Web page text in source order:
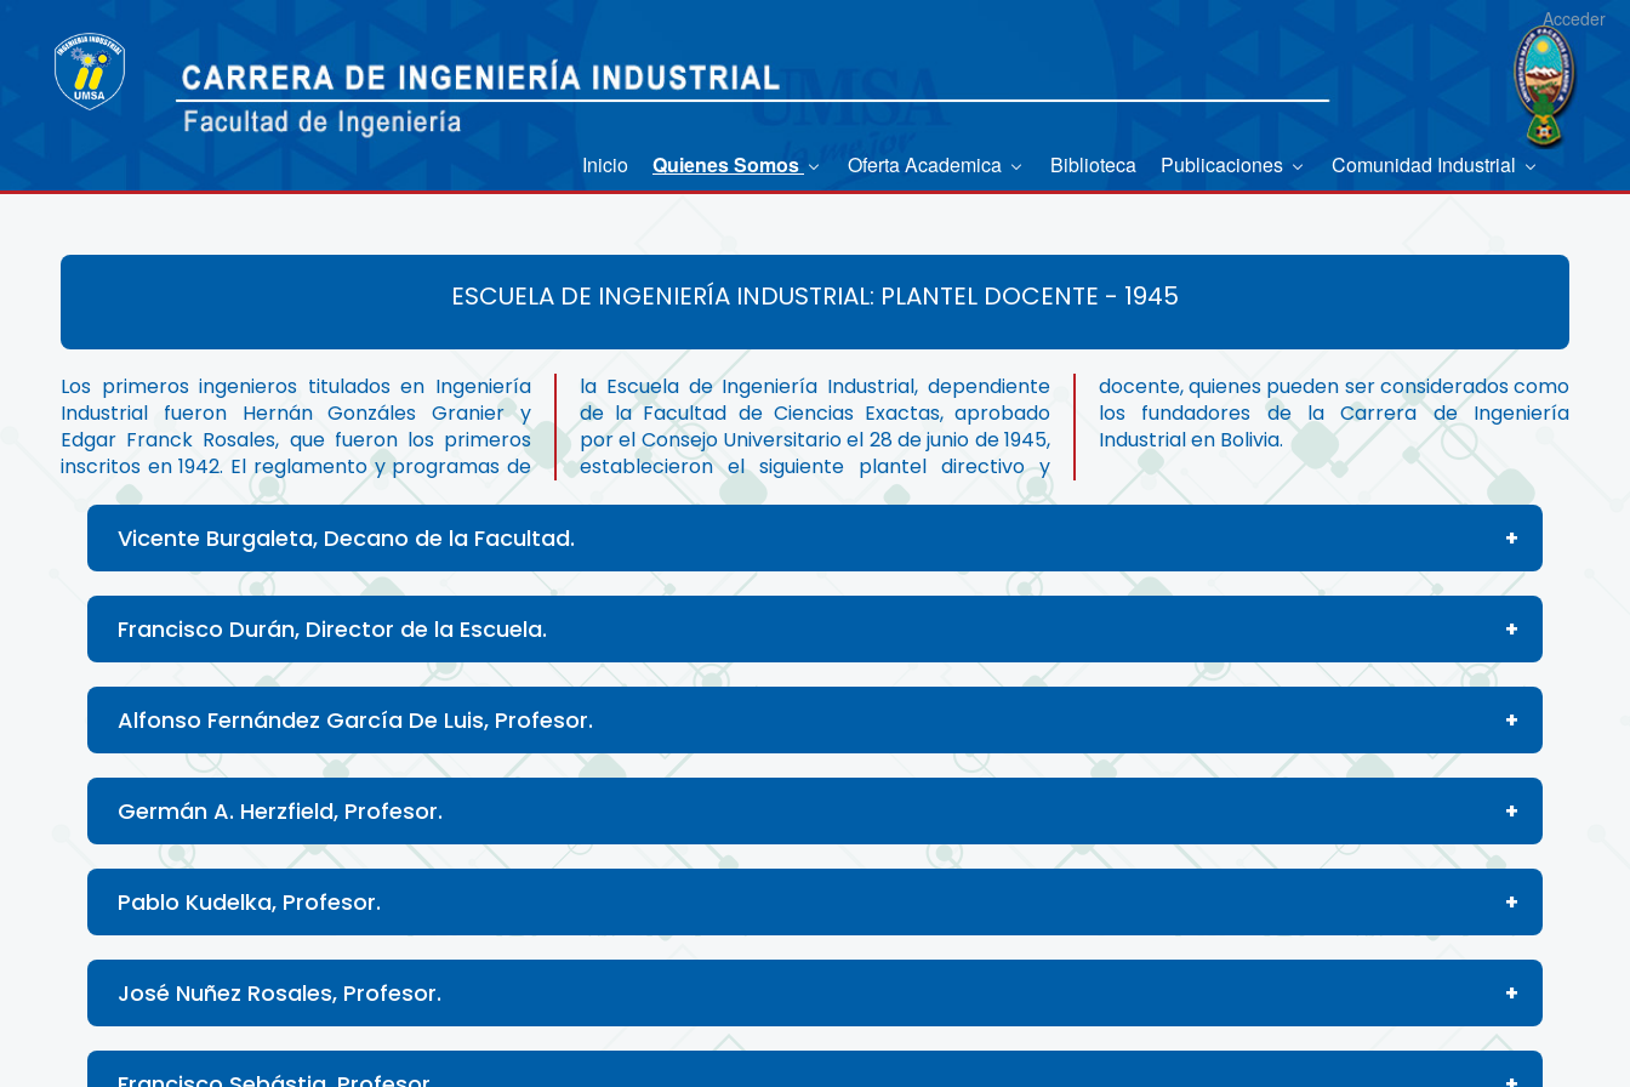
Acceder
Inicio Quienes Somos Oferta Academica Biblioteca Publicaciones Comunidad Industrial
ESCUELA DE INGENIERÍA INDUSTRIAL: PLANTEL DOCENTE - 1945
Los primeros ingenieros titulados en Ingeniería
Industrial fueron Hernán Gonzáles Granier y
Edgar Franck Rosales, que fueron los primeros
inscritos en 1942. El reglamento y programas de
la Escuela de Ingeniería Industrial, dependiente
de la Facultad de Ciencias Exactas, aprobado
por el Consejo Universitario el 28 de junio de 1945,
establecieron el siguiente plantel directivo y
docente, quienes pueden ser considerados como
los fundadores de la Carrera de Ingeniería
Industrial en Bolivia.
Vicente Burgaleta, Decano de la Facultad.
Francisco Durán, Director de la Escuela.
Alfonso Fernández García De Luis, Profesor.
Germán A. Herzfield, Profesor.
Pablo Kudelka, Profesor.
José Nuñez Rosales, Profesor.